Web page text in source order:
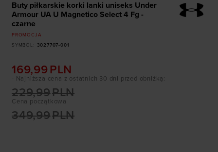
Buty piłkarskie korki lanki uniseks Under
Armour UA U Magnetico Select 4 Fg -
czarne
PROMOCJA
SYMBOL
3027707-001
169,99 PLN
Cena początkowa
349,99PLN
229,99PLN
- Najniższa cena z ostatnich 30 dni przed obniżką: